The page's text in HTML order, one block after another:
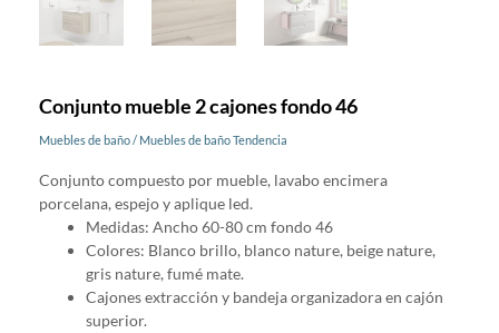
Conjunto mueble 2 cajones fondo 46
Muebles de baño/ Muebles de baño Tendencia
Conjunto compuesto por mueble, lavabo encimera
porcelana, espejo y aplique led.
Medidas: Ancho 60-80 cm fondo 46
Colores: Blanco brillo, blanco nature, beige nature,
gris nature, fumé mate.
Cajones extracción y bandeja organizadora en cajón
superior.